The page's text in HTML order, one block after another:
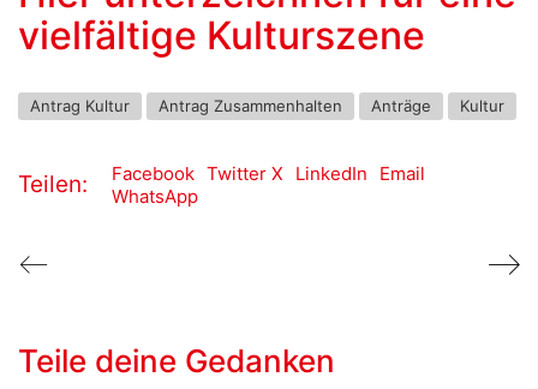
vielfältige Kulturszene
Antrag Kultur Antrag Zusammenhalten Anträge Kultur
Teilen: Facebook Twitter X LinkedIn
Email
WhatsApp
Teile deine Gedanken